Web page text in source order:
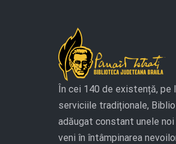
În cei 140 de existență, pe
serviciile tradiționale,
adăugat constant unele
veni în întâmpinarea